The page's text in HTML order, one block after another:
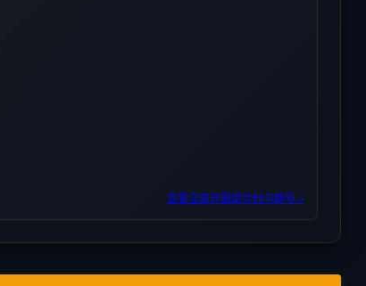
查看全部开服倒计时与群号 »